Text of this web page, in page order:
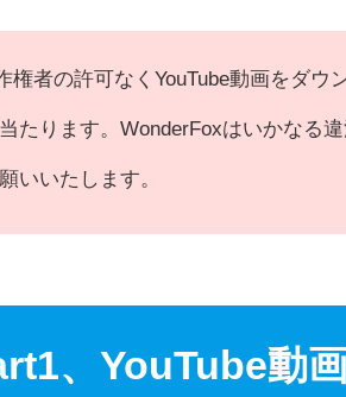
権者の許可なくYouTube動画をダウ
たります。WonderFoxはいかなる
いいたします。
、YouTube動